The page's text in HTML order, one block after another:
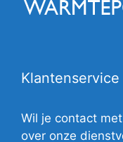
Klantenservice
Wil je contact
over onze